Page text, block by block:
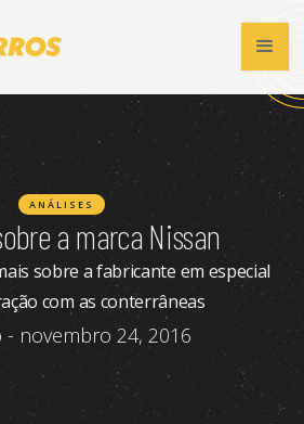
ANÁLISES
a marca Nissan
sobre a fabricante em especial
com as conterrâneas
- novembro 24, 2016